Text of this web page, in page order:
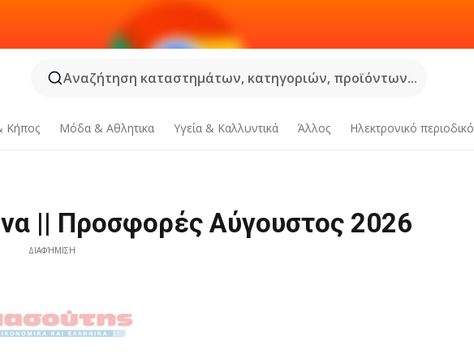
Αναζήτηση καταστημάτων, κατηγοριών, προϊόντων...
Κήπος Μόδα & Aθλητικα Υγεία & Καλλυντικά Άλλος Ηλεκτρονικό περιοδικό
|| Προσφορές Αύγουστος 2026
ΔΙΑΦΉΜΙΣΗ